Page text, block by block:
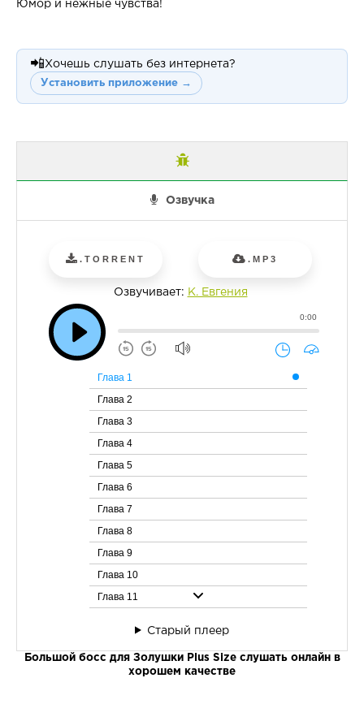
Юмор и нежные чувства!
📲 Хочешь слушать без интернета?
Установить приложение →
Озвучка
.TORRENT .MP3
Озвучивает: К. Евгения
0:00
Глава 1
Глава 2
Глава 3
Глава 4
Глава 5
Глава 6
Глава 7
Глава 8
Глава 9
Глава 10
Глава 11
Глава 14
Старый плеер
Большой босс для Золушки Plus Size слушать онлайн в
хорошем качестве